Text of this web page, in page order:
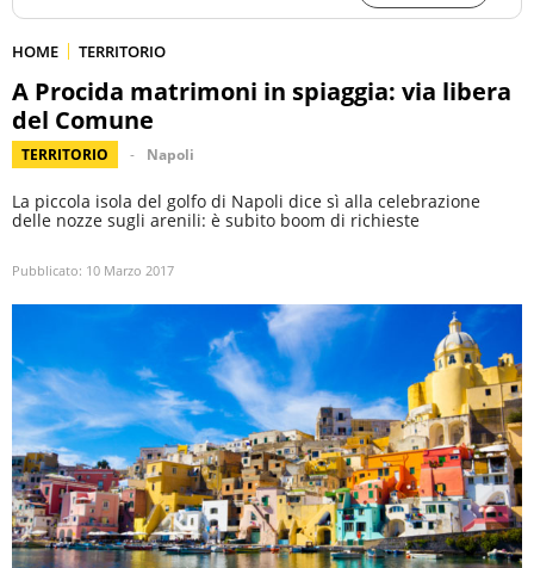
HOME TERRITORIO
A Procida matrimoni in spiaggia: via libera
del Comune
TERRITORIO Napoli
La piccola isola del golfo di Napoli dice sì alla celebrazione
delle nozze sugli arenili: è subito boom di richieste
Pubblicato: 10 Marzo 2017